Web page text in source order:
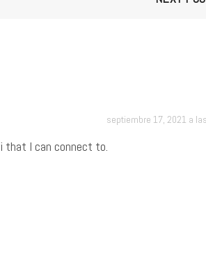
septiembre 17, 2021 a
that I can connect to.